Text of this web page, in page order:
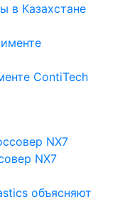
в Казахстане
ContiTech
NX7